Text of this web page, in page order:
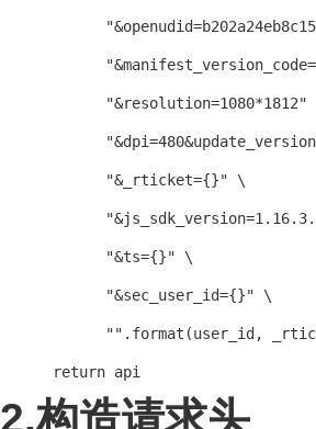
"&resolution=1080*1812"
"&_rticket={}" \
"&ts={}" \
"&sec_user_id={}" \
"".format(user_id, _rticket,
return api
2.构造请求头